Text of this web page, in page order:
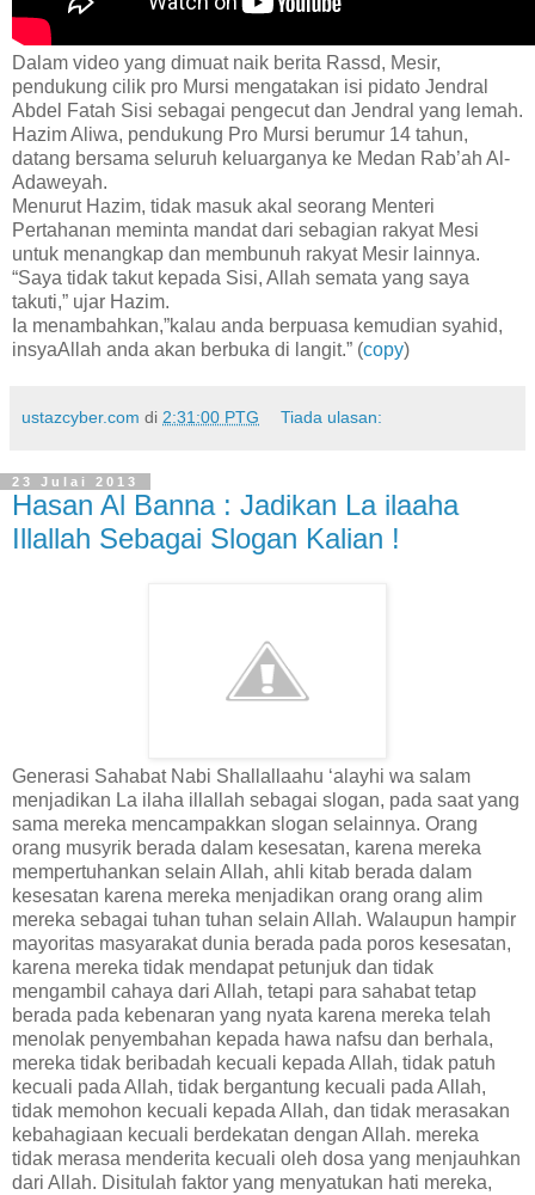
Dalam video yang dimuat naik berita Rassd, Mesir,
pendukung cilik pro Mursi mengatakan isi pidato Jendral
Abdel Fatah Sisi sebagai pengecut dan Jendral yang lemah.
Hazim Aliwa, pendukung Pro Mursi berumur 14 tahun,
datang bersama seluruh keluarganya ke Medan Rab’ah Al-
Adaweyah.
Menurut Hazim, tidak masuk akal seorang Menteri
Pertahanan meminta mandat dari sebagian rakyat Mesi
untuk menangkap dan membunuh rakyat Mesir lainnya.
“Saya tidak takut kepada Sisi, Allah semata yang saya
takuti,” ujar Hazim.
Ia menambahkan,”kalau anda berpuasa kemudian syahid,
insyaAllah anda akan berbuka di langit.” (copy)
ustazcyber.com di 2:31:00 PTG Tiada ulasan:
23 Julai 2013
Hasan Al Banna : Jadikan La ilaaha
Illallah Sebagai Slogan Kalian !
Generasi Sahabat Nabi Shallallaahu ‘alayhi wa salam
menjadikan La ilaha illallah sebagai slogan, pada saat yang
sama mereka mencampakkan slogan selainnya. Orang
orang musyrik berada dalam kesesatan, karena mereka
mempertuhankan selain Allah, ahli kitab berada dalam
kesesatan karena mereka menjadikan orang orang alim
mereka sebagai tuhan tuhan selain Allah. Walaupun hampir
mayoritas masyarakat dunia berada pada poros kesesatan,
karena mereka tidak mendapat petunjuk dan tidak
mengambil cahaya dari Allah, tetapi para sahabat tetap
berada pada kebenaran yang nyata karena mereka telah
menolak penyembahan kepada hawa nafsu dan berhala,
mereka tidak beribadah kecuali kepada Allah, tidak patuh
kecuali pada Allah, tidak bergantung kecuali pada Allah,
tidak memohon kecuali kepada Allah, dan tidak merasakan
kebahagiaan kecuali berdekatan dengan Allah. mereka
tidak merasa menderita kecuali oleh dosa yang menjauhkan
dari Allah. Disitulah faktor yang menyatukan hati mereka,